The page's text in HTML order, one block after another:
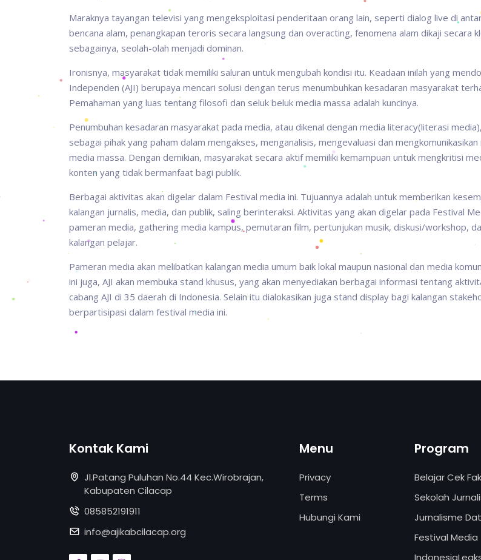
Maraknya tayangan televisi yang mengeksploitasi penderitaan orang lain, seperti dialog live di
bencana alam, penangkapan teroris secara langsung dan overacting, fenomena alam dikaji secara
sebagainya, seolah-olah menjadi dominan.
Ironisnya, masyarakat tidak memiliki saluran untuk mengubah kondisi itu. Keadaan inilah yang
Independen (AJI) berupaya mencari solusi dengan terus menumbuhkan kesadaran masyarakat
Pemahaman yang luas tentang filosofi dan seluk beluk media massa adalah kuncinya.
Penumbuhan kesadaran masyarakat pada media, atau dikenal dengan media literacy(literasi
sebagai pihak yang paham dalam mengakses, menganalisis, mengevaluasi dan mengkomunikasikan
media massa. Dengan demikian, masyarakat secara aktif memiliki kemampuan untuk mengkritisi
konten yang tidak bermanfaat bagi publik.
Berbagai aktivitas akan digelar dalam Festival media ini. Tujuannya adalah untuk memberikan
kalangan jurnalis, media, dan publik, saling berinteraksi. Aktivitas yang akan digelar pada Festival
pameran media, gathering media kampus, pemutaran film, pertunjukan musik, diskusi/workshop,
kalangan pelajar.
Pameran media akan melibatkan kalangan media umum baik lokal maupun nasional dan media
ini juga, AJI akan membuka stand khusus, yang akan menyediakan berbagai informasi tentang
cabang AJI di 35 daerah di Indonesia. Selain itu dialokasikan juga stand display bagi kalangan
berpartisipasi dalam festival media ini.
Kontak Kami
Jl.Patang Puluhan No.44 Kec.Wirobrajan,
Kabupaten Cilacap
085852191911
info@ajikabcilacap.org
Menu
Privacy
Terms
Hubungi Kami
Program
Belajar Cek
Sekolah
Jurnalisme
Festival Media